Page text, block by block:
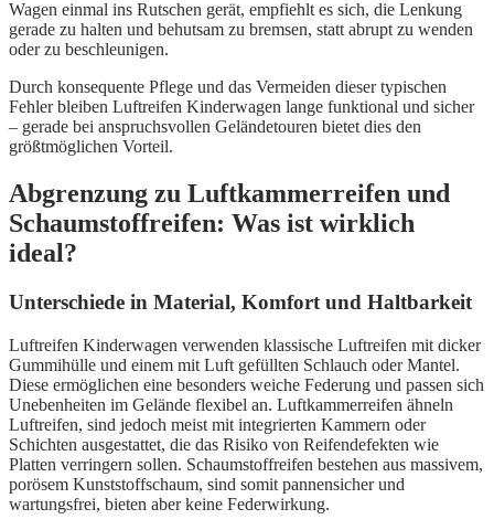
Wagen einmal ins Rutschen gerät, empfiehlt es sich, die Lenkung
gerade zu halten und behutsam zu bremsen, statt abrupt zu wenden
oder zu beschleunigen.
Durch konsequente Pflege und das Vermeiden dieser typischen
Fehler bleiben Luftreifen Kinderwagen lange funktional und sicher
– gerade bei anspruchsvollen Geländetouren bietet dies den
größtmöglichen Vorteil.
Abgrenzung zu Luftkammerreifen und
Schaumstoffreifen: Was ist wirklich
ideal?
Unterschiede in Material, Komfort und Haltbarkeit
Luftreifen Kinderwagen verwenden klassische Luftreifen mit dicker
Gummihülle und einem mit Luft gefüllten Schlauch oder Mantel.
Diese ermöglichen eine besonders weiche Federung und passen sich
Unebenheiten im Gelände flexibel an. Luftkammerreifen ähneln
Luftreifen, sind jedoch meist mit integrierten Kammern oder
Schichten ausgestattet, die das Risiko von Reifendefekten wie
Platten verringern sollen. Schaumstoffreifen bestehen aus massivem,
porösem Kunststoffschaum, sind somit pannensicher und
wartungsfrei, bieten aber keine Federwirkung.